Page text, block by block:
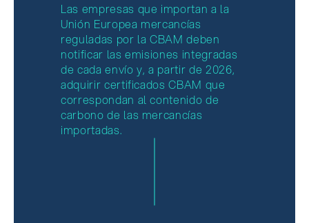
Las empresas que importan a la
Unión Europea mercancías
reguladas por la CBAM deben
notificar las emisiones integradas
de cada envío y, a partir de 2026,
adquirir certificados CBAM que
correspondan al contenido de
carbono de las mercancías
importadas.